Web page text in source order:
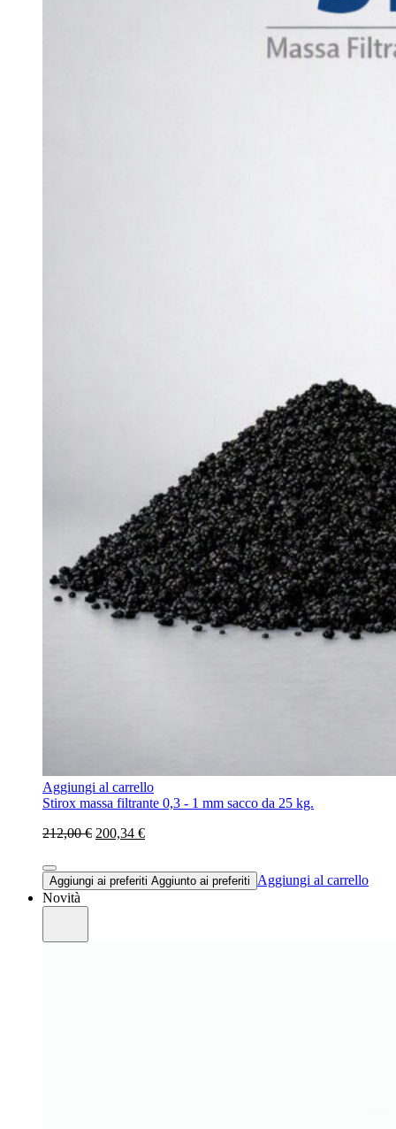
Aggiungi al carrello
Stirox massa filtrante 0,3 - 1 mm sacco da 25 kg.
212,00 € 200,34 €
Aggiungi ai preferiti Aggiunto ai preferiti
Aggiungi al carrello
Novità